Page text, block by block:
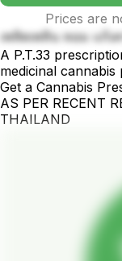
Prices are
เพลิดเพลิน หอม แก้เ
A P.T.33
medicinal cannabis
Get a Cannabis
AS PER RECENT
THAILAND